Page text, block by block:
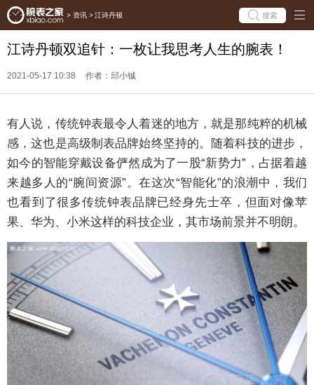
> 资讯 > 江诗丹顿 搜索
江诗丹顿双追针：一枚让我思考人生的腕表！
2021-05-17 10:38 作者：邱小铖
有人说，传统钟表最令人着迷的地方，就是那纯粹的机械
感，这也是高级制表品牌始终坚持的。随着科技的进步，
如今的智能穿戴设备俨然成为了一股“新势力”，占据着越
来越多人的“腕间资源”。在这次“智能化”的浪潮中，我们
也看到了很多传统钟表品牌已经身先士卒，但面对像苹
果、华为、小米这样的科技企业，其市场前景并不明朗。